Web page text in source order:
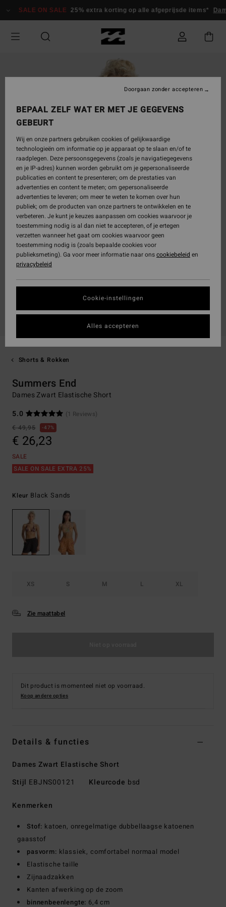
naar
SALE ON SALE 25% extra korting op alle afgeprijsde items*
Shorts & Rokken
Summers End
Dames Zwart Elastische Short
5.0
(1 Reviews)
€ 49,95
47%
€ 26,23
SALE
SALE ON SALE EXTRA 25%
Kleur Black Sands
XS S M L XL
Zie maattabel
Dit product is momenteel niet op voorraad.
Koop andere opties
Details & functies
Dames Zwart Elastische Short
Stijl EBJNS00121 Kleurcode bsd
Kenmerken
Stof: katoen, onregelmatige dubbellaagse katoenen
gaasstof
pasvorm: klassiek, comfortabel normaal model
Elastische taille
Zijnaadzakken
Kanten afwerking op de zoom
binnenbeenlengte: 6,4 cm
BEPAAL ZELF WAT ER MET JE GEGEVENS
GEBEURT
Wij en onze partners gebruiken cookies of gelijkwaardige
technologieën om informatie op je apparaat op te slaan en/of te
raadplegen. Deze persoonsgegevens (zoals je navigatiegegevens
en je IP-adres) kunnen worden gebruikt om je gepersonaliseerde
publicaties en content te presenteren; om de prestaties van
advertenties en content te meten; om gepersonaliseerde
advertenties te leveren; om meer te weten te komen over hun
publiek; om de producten van onze partners te ontwikkelen en te
verbeteren. Je kunt je keuzes aanpassen om cookies waarvoor je
toestemming nodig is al dan niet te accepteren, of je ertegen
verzetten wanneer het gaat om cookies waarvoor geen
toestemming nodig is (zoals bepaalde cookies voor
publieksmeting). Ga voor meer informatie naar onscookiebeleid en
privacybeleid
Cookie-instellingen
Doorgaan zonder accepteren
Alles accepteren